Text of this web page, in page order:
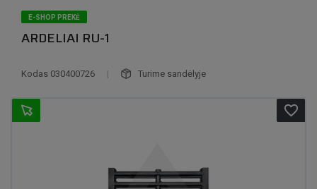
E-SHOP PREKĖ
ARDELIAI RU-1
Kodas 030400726 | Turime sandėlyje
favorite_border